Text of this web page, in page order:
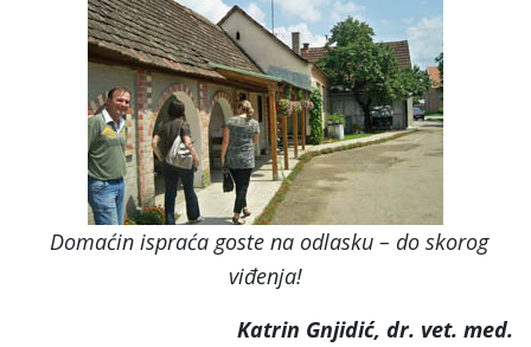
Domaćin ispraća goste na odlasku – do skorog
viđenja!
Katrin Gnjidić, dr. vet. med.